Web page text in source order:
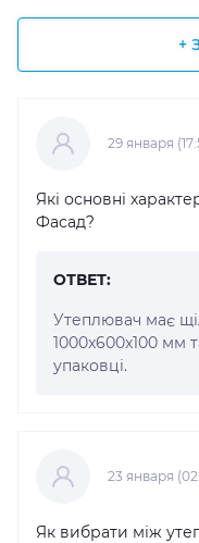
+
29 января
Які основні
Фасад?
ОТВЕТ:
Утеплювач має
1000x600x100 мм
упаковці.
23 января
Як вибрати між